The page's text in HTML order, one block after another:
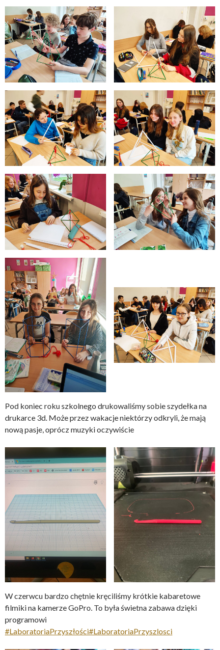
Pod koniec roku szkolnego drukowaliśmy sobie szydełka na
drukarce 3d. Może przez wakacje niektórzy odkryli, że mają
nową pasje, oprócz muzyki oczywiście
W czerwcu bardzo chętnie kręciliśmy krótkie kabaretowe
filmiki na kamerze GoPro. To była świetna zabawa dzięki
programowi
#LaboratoriaPrzyszłości#LaboratoriaPrzyszlosci